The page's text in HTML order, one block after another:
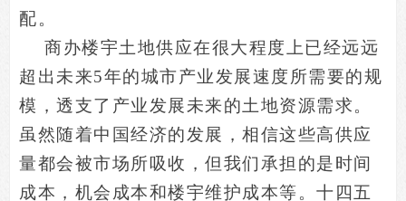
配。
商办楼宇土地供应在很大程度上已经远远
超出未来5年的城市产业发展速度所需要的规
模，透支了产业发展未来的土地资源需求。
虽然随着中国经济的发展，相信这些高供应
量都会被市场所吸收，但我们承担的是时间
成本，机会成本和楼宇维护成本等。十四五